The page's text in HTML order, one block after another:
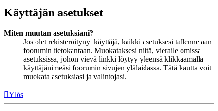
Käyttäjän asetukset
Miten muutan asetuksiani?
Jos olet rekisteröitynyt käyttäjä, kaikki asetuksesi tallennetaan
foorumin tietokantaan. Muokataksesi niitä, vieraile omissa
asetuksissa, johon vievä linkki löytyy yleensä klikkaamalla
käyttäjänimeäsi foorumin sivujen ylälaidassa. Tätä kautta voit
muokata asetuksiasi ja valintojasi.
Ylös